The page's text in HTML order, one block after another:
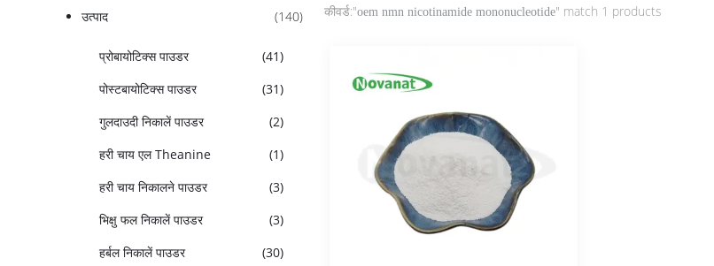
उत्पाद (140)
प्रोबायोटिक्स पाउडर
(41)
पोस्टबायोटिक्स पाउडर
(31)
गुलदाउदी निकालें पाउडर
(2)
हरी चाय एल Theanine
(1)
हरी चाय निकालने पाउडर
(3)
भिक्षु फल निकालें पाउडर
(3)
हर्बल निकालें पाउडर
(30)
कीवर्ड:"oem nmn nicotinamide mononucleotide" match 1 products